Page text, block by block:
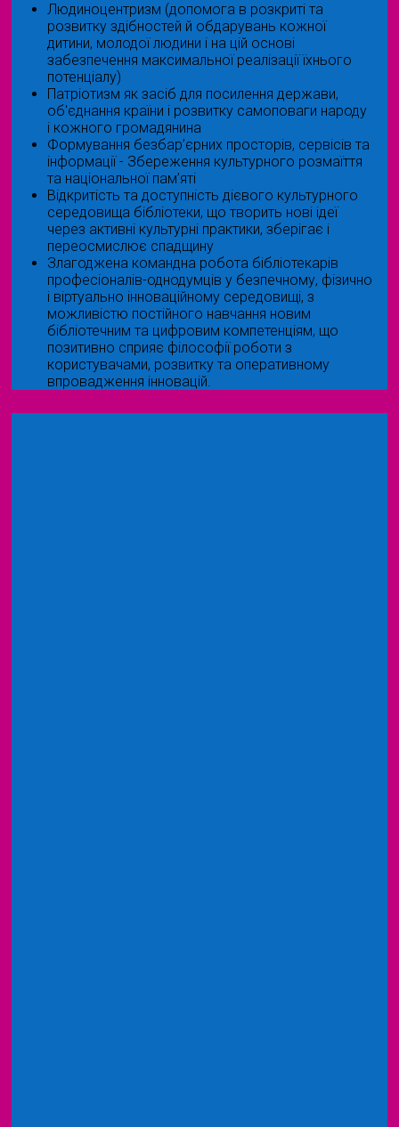
Людиноцентризм (допомога в розкриті та
розвитку здібностей й обдарувань кожної
дитини, молодої людини і на цій основі
забезпечення максимальної реалізації їхнього
потенціалу)
Патріотизм як засіб для посилення держави,
об'єднання країни і розвитку самоповаги народу
і кожного громадянина
Формування безбар’єрних просторів, сервісів та
інформації - Збереження культурного розмаїття
та національної пам’яті
Відкритість та доступність дієвого культурного
середовища бібліотеки, що творить нові ідеї
через активні культурні практики, зберігає і
переосмислює спадщину
Злагоджена командна робота бібліотекарів
професіоналів-однодумців у безпечному, фізично
і віртуально інноваційному середовищі, з
можливістю постійного навчання новим
бібліотечним та цифровим компетенціям, що
позитивно сприяє філософії роботи з
користувачами, розвитку та оперативному
впровадження інновацій.